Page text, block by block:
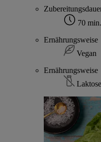
70 min.
Ernährungsweise
Vegan
Ernährungsweise